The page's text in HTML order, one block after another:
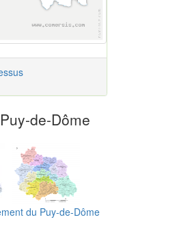
de-Dôme
du Puy-de-Dôme